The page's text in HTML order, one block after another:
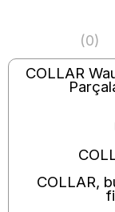
(0)
COLLAR
COLLAR,